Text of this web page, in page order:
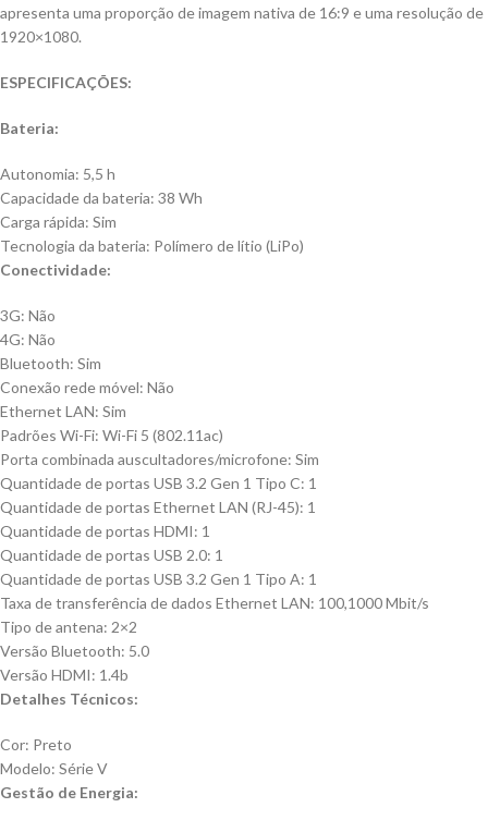
apresenta uma proporção de imagem nativa de 16:9 e uma resolução de
1920×1080.
ESPECIFICAÇÕES:
Bateria:
Autonomia: 5,5 h
Capacidade da bateria: 38 Wh
Carga rápida: Sim
Tecnologia da bateria: Polímero de lítio (LiPo)
Conectividade:
3G: Não
4G: Não
Bluetooth: Sim
Conexão rede móvel: Não
Ethernet LAN: Sim
Padrões Wi-Fi: Wi-Fi 5 (802.11ac)
Porta combinada auscultadores/microfone: Sim
Quantidade de portas USB 3.2 Gen 1 Tipo C: 1
Quantidade de portas Ethernet LAN (RJ-45): 1
Quantidade de portas HDMI: 1
Quantidade de portas USB 2.0: 1
Quantidade de portas USB 3.2 Gen 1 Tipo A: 1
Taxa de transferência de dados Ethernet LAN: 100,1000 Mbit/s
Tipo de antena: 2×2
Versão Bluetooth: 5.0
Versão HDMI: 1.4b
Detalhes Técnicos:
Cor: Preto
Modelo: Série V
Gestão de Energia: